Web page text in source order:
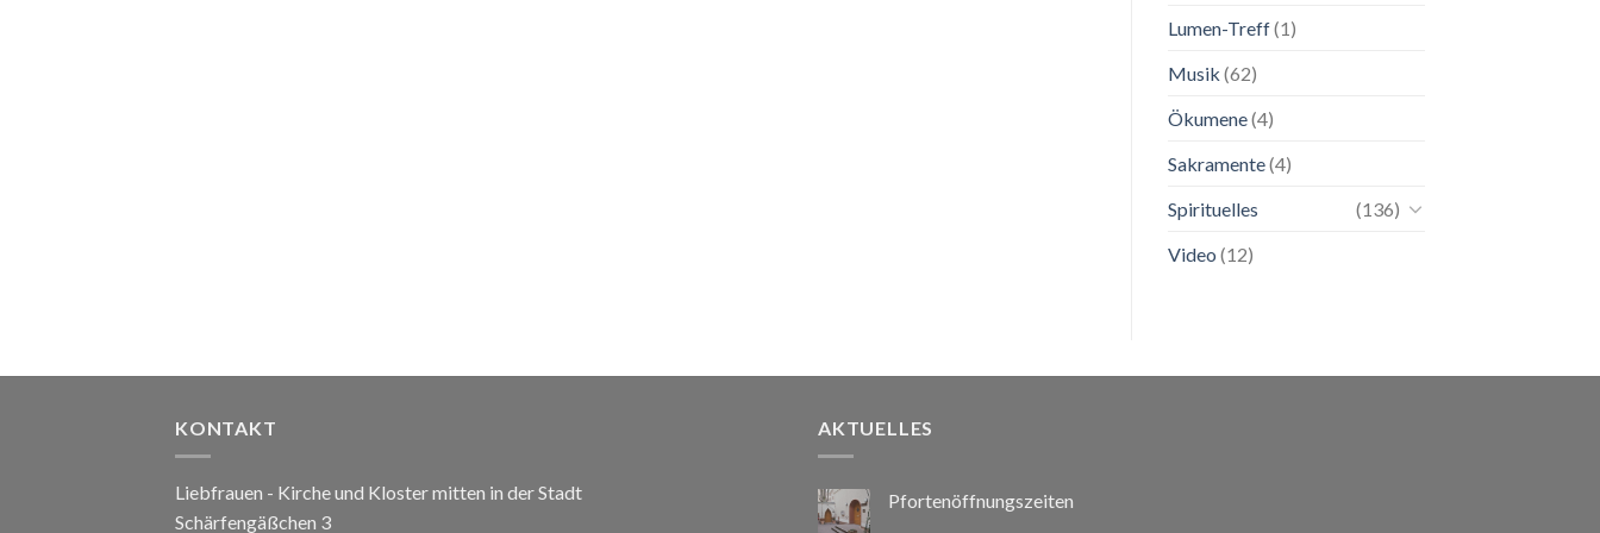
Lumen-Treff(1)
Musik (62)
Ökumene(4)
Sakramente(4)
Spirituelles
(136)
Video (12)
KONTAKT
Liebfrauen - Kirche und Kloster mitten in der Stadt
Schärfengäßchen 3
AKTUELLES
Pfortenöffnungszeiten